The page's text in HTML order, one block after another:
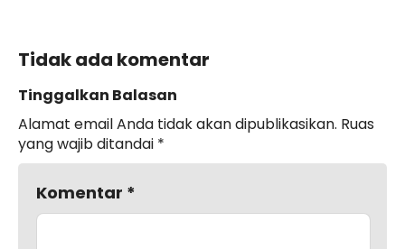
Tidak ada komentar
Tinggalkan Balasan
Alamat email Anda tidak akan dipublikasikan. Ruas
yang wajib ditandai *
Komentar *